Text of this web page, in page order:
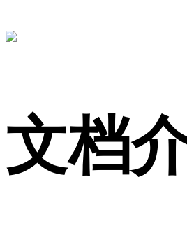
文档